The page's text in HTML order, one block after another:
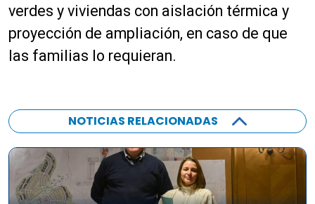
verdes y viviendas con aislación térmica y
proyección de ampliación, en caso de que
las familias lo requieran.
NOTICIAS RELACIONADAS